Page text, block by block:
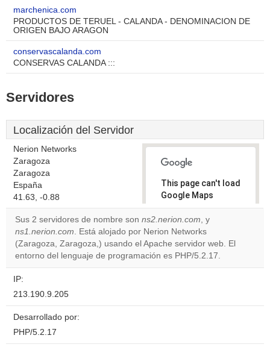
marchenica.com
PRODUCTOS DE TERUEL - CALANDA - DENOMINACION DE
ORIGEN BAJO ARAGON
conservascalanda.com
CONSERVAS CALANDA :::
Servidores
Localización del Servidor
Nerion Networks
Zaragoza
Zaragoza
España
41.63, -0.88
This page can't load
Google Maps
correctly.
Do you
own this
website?
OK
Sus 2 servidores de nombre son ns2.nerion.com, y
ns1.nerion.com. Está alojado por Nerion Networks
(Zaragoza, Zaragoza,) usando el Apache servidor web. El
entorno del lenguaje de programación es PHP/5.2.17.
IP:
213.190.9.205
Desarrollado por:
PHP/5.2.17